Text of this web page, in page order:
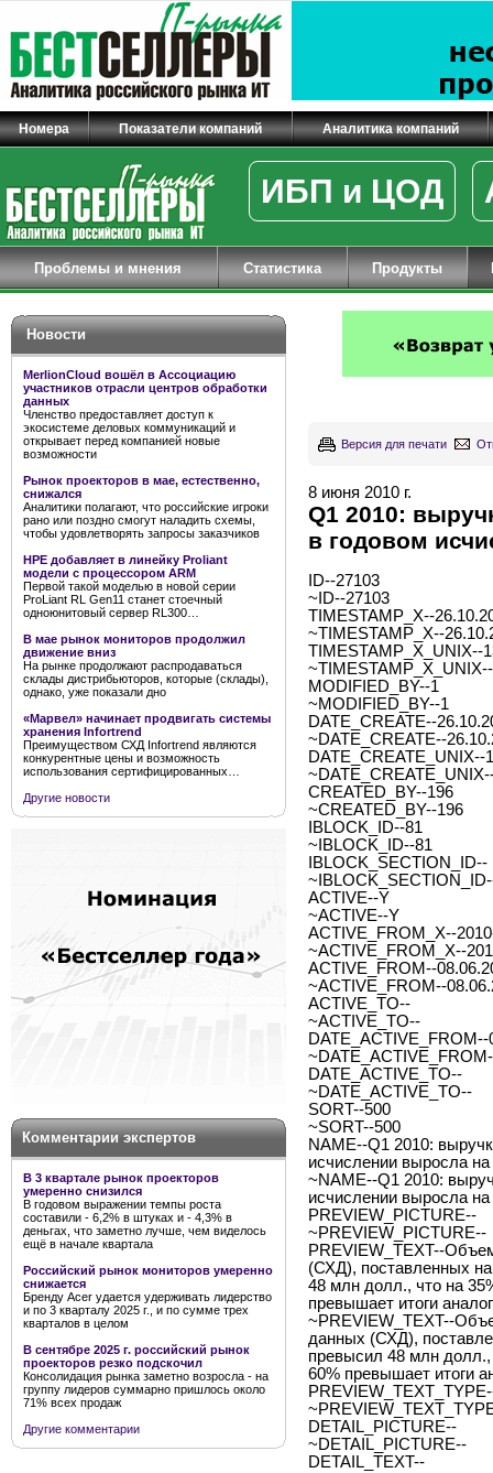
Номера Показатели компаний Аналитика компаний
ИБП и ЦОД
Проблемы и мнения Статистика Продукты
Новости
MerlionCloud вошёл в Ассоциацию
участников отрасли центров обработки
данных
Членство предоставляет доступ к
экосистеме деловых коммуникаций и
открывает перед компанией новые
возможности
Рынок проекторов в мае, естественно,
снижался
Аналитики полагают, что российские игроки
рано или поздно смогут наладить схемы,
чтобы удовлетворять запросы заказчиков
HPE добавляет в линейку Proliant
модели с процессором ARM
Первой такой моделью в новой серии
ProLiant RL Gen11 станет стоечный
одноюнитовый сервер RL300…
В мае рынок мониторов продолжил
движение вниз
На рынке продолжают распродаваться
склады дистрибьюторов, которые (склады),
однако, уже показали дно
«Марвел» начинает продвигать системы
хранения Infortrend
Преимуществом СХД Infortrend являются
конкурентные цены и возможность
использования сертифицированных…
Другие новости
Комментарии экспертов
В 3 квартале рынок проекторов
умеренно снизился
В годовом выражении темпы роста
составили - 6,2% в штуках и - 4,3% в
деньгах, что заметно лучше, чем виделось
ещё в начале квартала
Российский рынок мониторов умеренно
снижается
Бренду Acer удается удерживать лидерство
и по 3 кварталу 2025 г., и по сумме трех
кварталов в целом
В сентябре 2025 г. российский рынок
проекторов резко подскочил
Консолидация рынка заметно возросла - на
группу лидеров суммарно пришлось около
71% всех продаж
Другие комментарии
Версия для печати
8 июня 2010 г.
Q1 2010:
в годовом
ID--27103
~ID--27103
TIMESTAMP_X--
~TIMESTAMP_X--
TIMESTAMP_X_UNIX--
MODIFIED_BY--1
~MODIFIED_BY--1
DATE_CREATE--
~DATE_CREATE--
DATE_CREATE_UNIX--
CREATED_BY--196
~CREATED_BY--196
IBLOCK_ID--81
~IBLOCK_ID--81
IBLOCK_SECTION_ID--
ACTIVE--Y
~ACTIVE--Y
ACTIVE_FROM_X--
~ACTIVE_FROM_X--
ACTIVE_FROM--
~ACTIVE_FROM--
ACTIVE_TO--
~ACTIVE_TO--
DATE_ACTIVE_FROM--
DATE_ACTIVE_TO--
~DATE_ACTIVE_TO--
SORT--500
~SORT--500
NAME--Q1 2010:
исчислении выросла на
~NAME--Q1 2010:
исчислении выросла на
PREVIEW_PICTURE--
~PREVIEW_PICTURE--
PREVIEW_TEXT--
(СХД), поставленных на
48 млн долл., что на
превышает итоги
~PREVIEW_TEXT--
данных (СХД),
превысил 48 млн
60% превышает итоги
DETAIL_PICTURE--
~DETAIL_PICTURE--
DETAIL_TEXT--